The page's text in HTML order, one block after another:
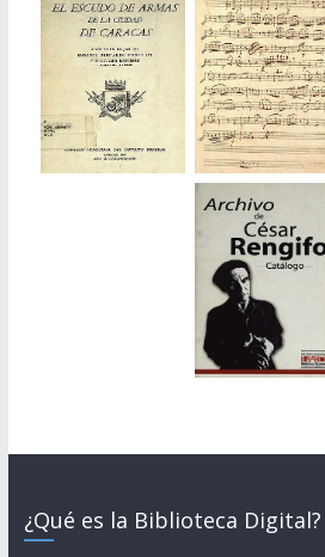
¿Qué es la Biblioteca Digital?